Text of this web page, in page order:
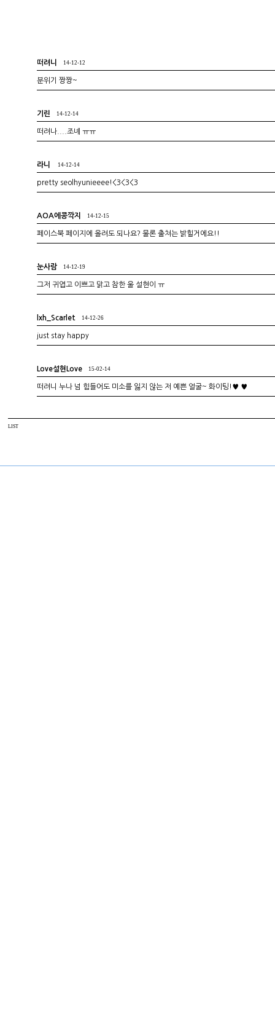
떠려니 14-12-12
분위기 짱짱~
기린 14-12-14
떠려나....조녜 ㅠㅠ
라니 14-12-14
pretty seolhyunieeee!<3<3<3
AOA에콩깍지 14-12-15
페이스북 페이지에 올려도 되나요? 물론 출쳐는 밝힐거에요!!
눈사람 14-12-19
그저 귀엽고 이쁘고 맑고 참한 울 설현이 ㅠ
lxh_Scarlet 14-12-26
just stay happy
Love설현Love 15-02-14
떠려니 누나 넘 힘들어도 미소를 잃지 않는 저 예쁜 얼굴~ 화이팅!♥ ♥
LIST